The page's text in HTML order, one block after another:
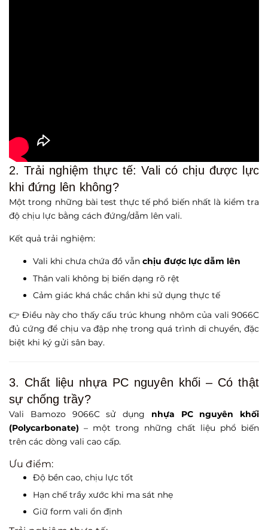
2. Trải nghiệm thực tế: Vali có chịu được lực
khi đứng lên không?
Một trong những bài test thực tế phổ biến nhất là kiểm tra
độ chịu lực bằng cách đứng/dẫm lên vali.
Kết quả trải nghiệm:
Vali khi chưa chứa đồ vẫn chịu được lực dẫm lên
Thân vali không bị biến dạng rõ rệt
Cảm giác khá chắc chắn khi sử dụng thực tế
👉 Điều này cho thấy cấu trúc khung nhôm của vali 9066C
đủ cứng để chịu va đập nhẹ trong quá trình di chuyển, đặc
biệt khi ký gửi sân bay.
3. Chất liệu nhựa PC nguyên khối – Có thật
sự chống trầy?
Vali Bamozo 9066C sử dụng nhựa PC nguyên khối
(Polycarbonate) – một trong những chất liệu phổ biến
trên các dòng vali cao cấp.
Ưu điểm:
Độ bền cao, chịu lực tốt
Hạn chế trầy xước khi ma sát nhẹ
Giữ form vali ổn định